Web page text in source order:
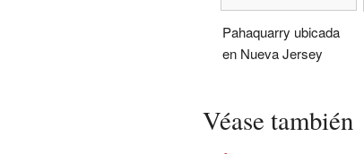
Pahaquarry ubicada
en Nueva Jersey
Véase también